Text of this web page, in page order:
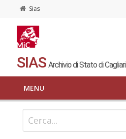
Sias
SIAS Archivio di Stato di Cagliari
MENU